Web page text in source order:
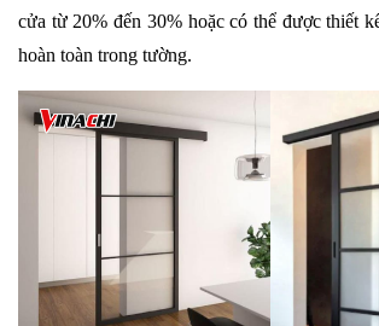
cửa từ 20% đến 30% hoặc có thể được thiết
hoàn toàn trong tường.